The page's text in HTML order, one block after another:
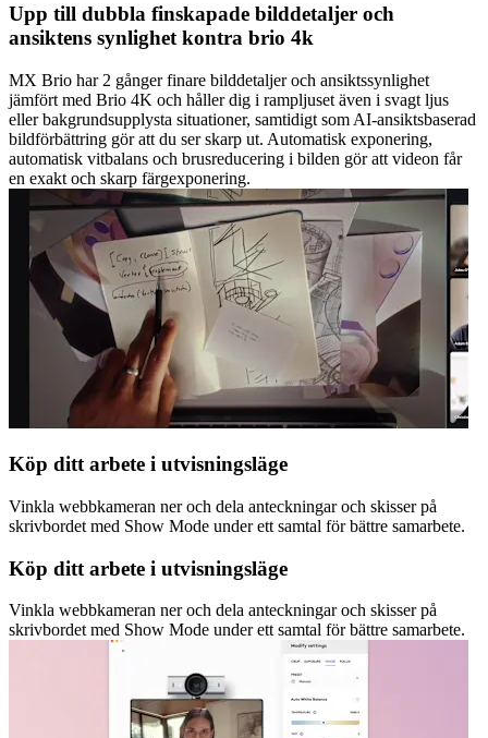
Upp till dubbla finskapade bilddetaljer och
ansiktens synlighet kontra brio 4k
MX Brio har 2 gånger finare bilddetaljer och ansiktssynlighet
jämfört med Brio 4K och håller dig i rampljuset även i svagt ljus
eller bakgrundsupplysta situationer, samtidigt som AI-ansiktsbaserad
bildförbättring gör att du ser skarp ut. Automatisk exponering,
automatisk vitbalans och brusreducering i bilden gör att videon får
en exakt och skarp färgexponering.
Köp ditt arbete i utvisningsläge
Vinkla webbkameran ner och dela anteckningar och skisser på
skrivbordet med Show Mode under ett samtal för bättre samarbete.
Köp ditt arbete i utvisningsläge
Vinkla webbkameran ner och dela anteckningar och skisser på
skrivbordet med Show Mode under ett samtal för bättre samarbete.